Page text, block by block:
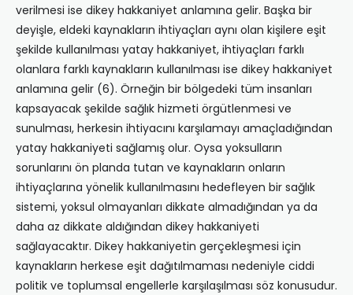
verilmesi ise dikey hakkaniyet anlamına gelir. Başka bir
deyişle, eldeki kaynakların ihtiyaçları aynı olan kişilere eşit
şekilde kullanılması yatay hakkaniyet, ihtiyaçları farklı
olanlara farklı kaynakların kullanılması ise dikey hakkaniyet
anlamına gelir (6). Örneğin bir bölgedeki tüm insanları
kapsayacak şekilde sağlık hizmeti örgütlenmesi ve
sunulması, herkesin ihtiyacını karşılamayı amaçladığından
yatay hakkaniyeti sağlamış olur. Oysa yoksulların
sorunlarını ön planda tutan ve kaynakların onların
ihtiyaçlarına yönelik kullanılmasını hedefleyen bir sağlık
sistemi, yoksul olmayanları dikkate almadığından ya da
daha az dikkate aldığından dikey hakkaniyeti
sağlayacaktır. Dikey hakkaniyetin gerçekleşmesi için
kaynakların herkese eşit dağıtılmaması nedeniyle ciddi
politik ve toplumsal engellerle karşılaşılması söz konusudur.